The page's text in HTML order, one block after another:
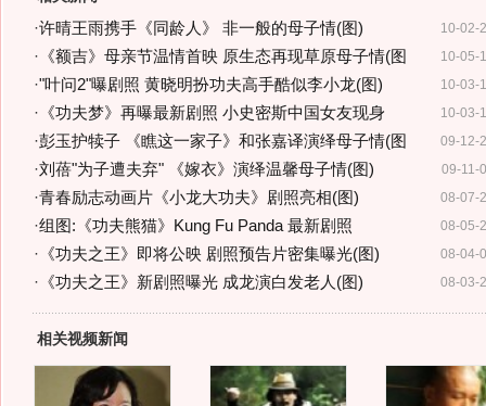
10-02-
·许晴王雨携手《同龄人》 非一般的母子情(图)
10-05-
· 《额吉》母亲节温情首映 原生态再现草原母子情(图
10-03-
·"叶问2"曝剧照 黄晓明扮功夫高手酷似李小龙(图)
10-03-
· 《功夫梦》再曝最新剧照 小史密斯中国女友现身
09-12-
·彭玉护犊子 《瞧这一家子》和张嘉译演绎母子情(图
09-11-
·刘蓓"为子遭夫弃" 《嫁衣》演绎温馨母子情(图)
08-07-
·青春励志动画片《小龙大功夫》剧照亮相(图)
08-05-
·组图:《功夫熊猫》Kung Fu Panda 最新剧照
08-04-
· 《功夫之王》即将公映 剧照预告片密集曝光(图)
08-03-
· 《功夫之王》新剧照曝光 成龙演白发老人(图)
相关视频新闻